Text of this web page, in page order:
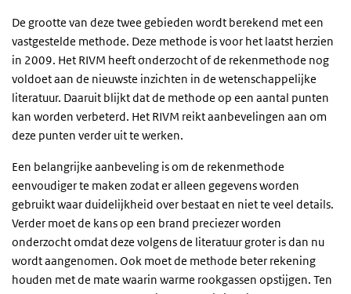
De grootte van deze twee gebieden wordt berekend met een
vastgestelde methode. Deze methode is voor het laatst herzien
in 2009. Het RIVM heeft onderzocht of de rekenmethode nog
voldoet aan de nieuwste inzichten in de wetenschappelijke
literatuur. Daaruit blijkt dat de methode op een aantal punten
kan worden verbeterd. Het RIVM reikt aanbevelingen aan om
deze punten verder uit te werken.
Een belangrijke aanbeveling is om de rekenmethode
eenvoudiger te maken zodat er alleen gegevens worden
gebruikt waar duidelijkheid over bestaat en niet te veel details.
Verder moet de kans op een brand preciezer worden
onderzocht omdat deze volgens de literatuur groter is dan nu
wordt aangenomen. Ook moet de methode beter rekening
houden met de mate waarin warme rookgassen opstijgen. Ten